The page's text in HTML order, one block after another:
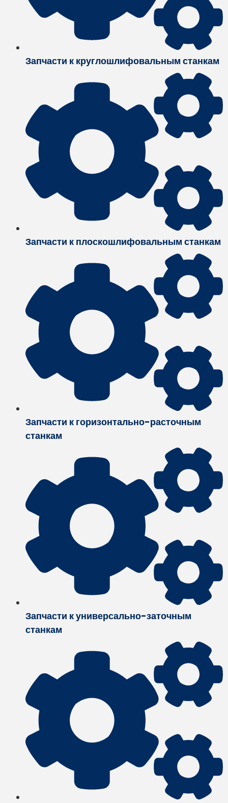
Запчасти к круглошлифовальным станкам
Запчасти к плоскошлифовальным станкам
Запчасти к горизонтально-расточным
станкам
Запчасти к универсально-заточным
станкам